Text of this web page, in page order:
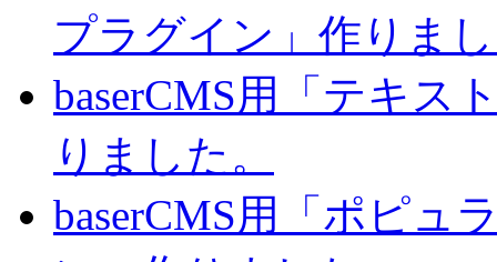
プラグイン」作りま
baserCMS用「テキス
りました。
baserCMS用「ポピュ